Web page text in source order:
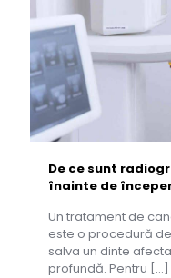
De ce sunt
înainte de
Un tratament de
este o procedură
salva un dinte
profundă. Pentru […]